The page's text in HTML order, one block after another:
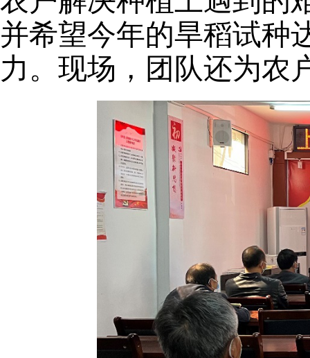
并希望今年的旱稻试种
力。 现场，团队还为农